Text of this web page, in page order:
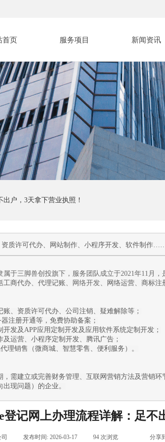
首页 服务项目 新闻资讯
户，3天拿下营业执照！
资质许可代办、 网站制作、 小程序开发、 软件制作……
属于三脚兽创投旗下，服务团队成立于2021年11月
工商代办、 代理记账 、网络开发、 网络运营、 商标注
账、 资质许可代办、 公司注销、 疑难解除等；
注册开通等，免费协助备案；
开发及APP应用定制开发及应用软件系统定制 开发 ；
及运营、 小程序定制开发、腾讯广告 ；
理销售（微商城、 智慧零售 、 便利服务 ）。
，需建立或完善财务管理、互联网营销方法及营销
现问题）的企业。
登记网上办理流程详解：足不
发布时间: 2026-03-17 94 次浏览 分享